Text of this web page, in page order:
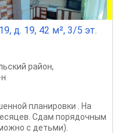
д. 19, 42 м², 3/5 эт.
район,
планировки . На
Сдам порядочным
с детьми).